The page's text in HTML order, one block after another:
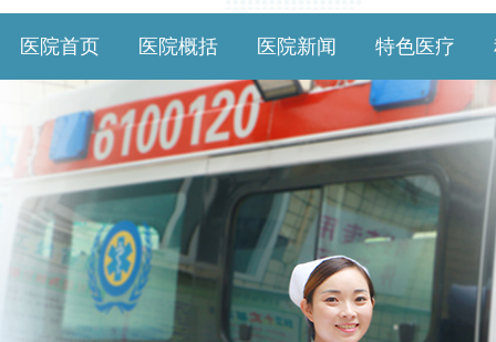
医院首页 医院概括 医院新闻 特色医疗